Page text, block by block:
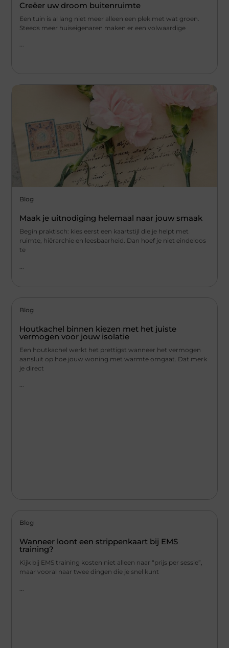
Creëer uw droom buitenruimte
Een tuin is al lang niet meer alleen een plek met wat groen.
Steeds meer huiseigenaren maken er een volwaardige
...
Blog
Maak je uitnodiging helemaal naar jouw smaak
Begin praktisch: kies eerst een kaartstijl die je helpt met
ruimte, hiërarchie en leesbaarheid. Dan hoef je niet eindeloos
te
Blog
Houtkachel binnen kiezen met het juiste
vermogen voor jouw isolatie
Een houtkachel werkt het prettigst wanneer het vermogen
aansluit op hoe jouw woning met warmte omgaat. Dat merk
je direct
...
Blog
Wanneer loont een strippenkaart bij EMS
training?
Kijk bij EMS training kosten niet alleen naar “prijs per sessie”,
maar vooral naar twee dingen die je snel kunt